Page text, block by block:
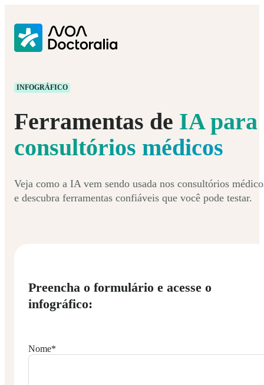
INFOGRÁFICO
Ferramentas de IA para
consultórios médicos
Veja como a IA vem sendo usada nos consultórios
e descubra ferramentas confiáveis que você pode testar.
Preencha o formulário e acesse o
infográfico:
Nome*